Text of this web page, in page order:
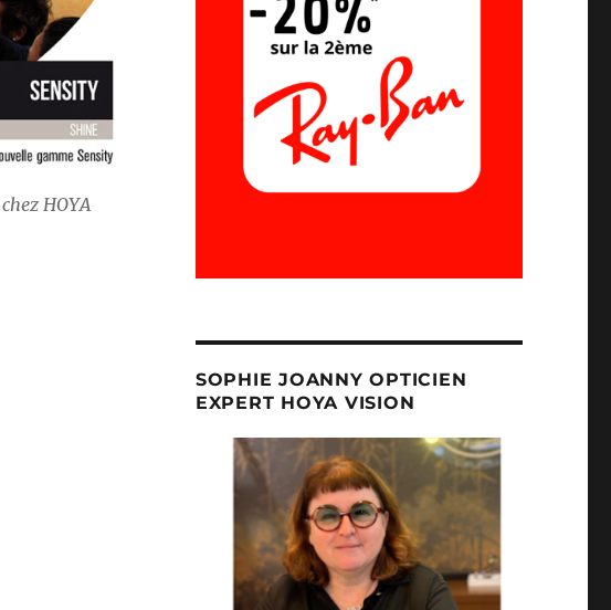
HOYA
d’un Multi-Usage ! »
SOPHIE JOANNY OPTICIEN
EXPERT HOYA VISION